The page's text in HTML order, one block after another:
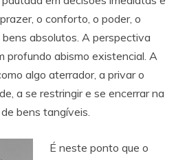
o conforto, o poder, o
absolutos. A perspectiva
profundo abismo existencial. A
algo aterrador, a privar o
a se restringir e se encerrar na
bens tangíveis.
É neste ponto que o